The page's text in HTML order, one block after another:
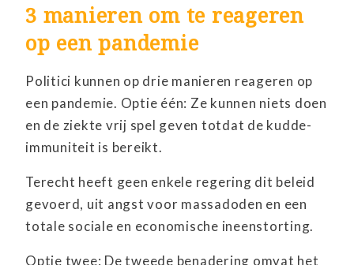
3 manieren om te reageren
op een pandemie
Politici kunnen op drie manieren reageren op
een pandemie. Optie één: Ze kunnen niets doen
en de ziekte vrij spel geven totdat de kudde-
immuniteit is bereikt.
Terecht heeft geen enkele regering dit beleid
gevoerd, uit angst voor massadoden en een
totale sociale en economische ineenstorting.
Optie twee: De tweede benadering omvat het